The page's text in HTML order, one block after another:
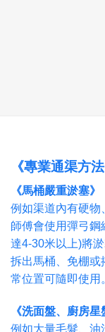
《專業通渠方法
《馬桶嚴重淤塞》
例如渠道內有硬物
師傅會使用彈弓
達4-30米以上)將
拆出馬桶、免棚或
常位置可隨即使用
《洗面盤、廚房
例如大量毛髮、油